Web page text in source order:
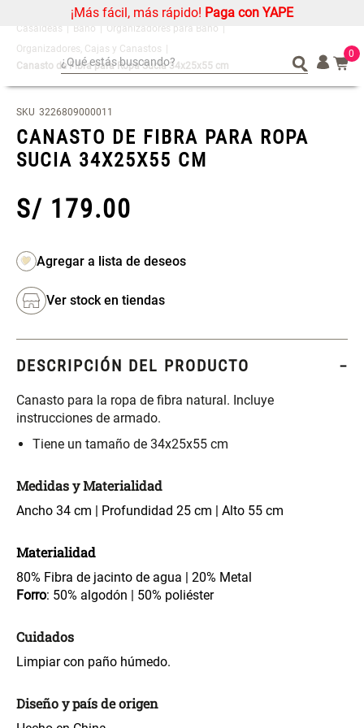
¡Más fácil, más rápido! Paga con YAPE
¿Qué estás buscando? 0
¿Qué estás buscando?
Baño
Organizadores para Baño
Organizadores, Cajas y Canastos
Canasto de Fibra para Ropa Sucia 34x25x55 cm
SKU 3226809000011
CANASTO DE FIBRA PARA ROPA
SUCIA 34X25X55 CM
S/ 179.00
Ver stock en tiendas
DESCRIPCIÓN DEL PRODUCTO
Canasto para la ropa de fibra natural. Incluye
instrucciones de armado.
Tiene un tamaño de 34x25x55 cm
Medidas y Materialidad
Ancho 34 cm | Profundidad 25 cm | Alto 55 cm
Materialidad
80% Fibra de jacinto de agua | 20% Metal
Forro: 50% algodón | 50% poliéster
Cuidados
Limpiar con paño húmedo.
Diseño y país de origen
Organizador
Cojin
Alfombra
Niños
Almohada
Mantel
Platos
Individuales
Mueble MDF y Madera Bambú
S/ 349.00S/ 261.00 S/ 104.00
Set Sábanas Algodón satín 240
Canasto Ropa Bambú Redondo
S/ 69.90
Mueble Repisa Bambú 4
S/ 169.00 S/ 135.20
x 33 x 80 cm
S/ 319.00S/ 254.90
Plumón Pluma
Organizador
Cojin
Alfombra
Niños
Almohada
Mantel
Platos
Individuales